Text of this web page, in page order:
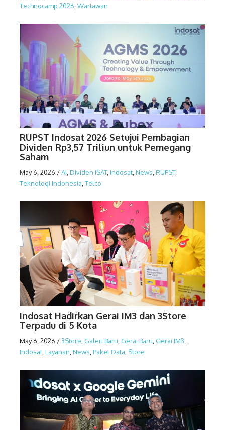
Technocamp 2026 Wartawan
RUPST Indosat 2026 Setujui Pembagian
Dividen Rp3,57 Triliun untuk Pemegang
Saham
May 6, 2026 /AI,Dividen ISAT,Indosat,News,RUPST,
Teknologi Indonesia,Telco
Indosat Hadirkan Gerai IM3 dan 3Store
Terpadu di 5 Kota
May 6, 2026 /3Store Galeri Baru Gerai Baru Gerai IM3
Indosat Layanan News Paket Data Store